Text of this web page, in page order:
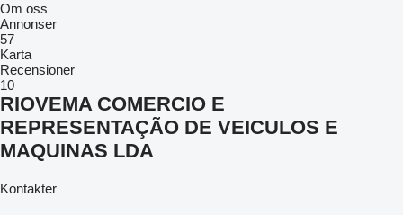
Om oss
Annonser
57
Karta
Recensioner
10
RIOVEMA COMERCIO E
REPRESENTAÇÃO DE VEICULOS E
MAQUINAS LDA
Kontakter